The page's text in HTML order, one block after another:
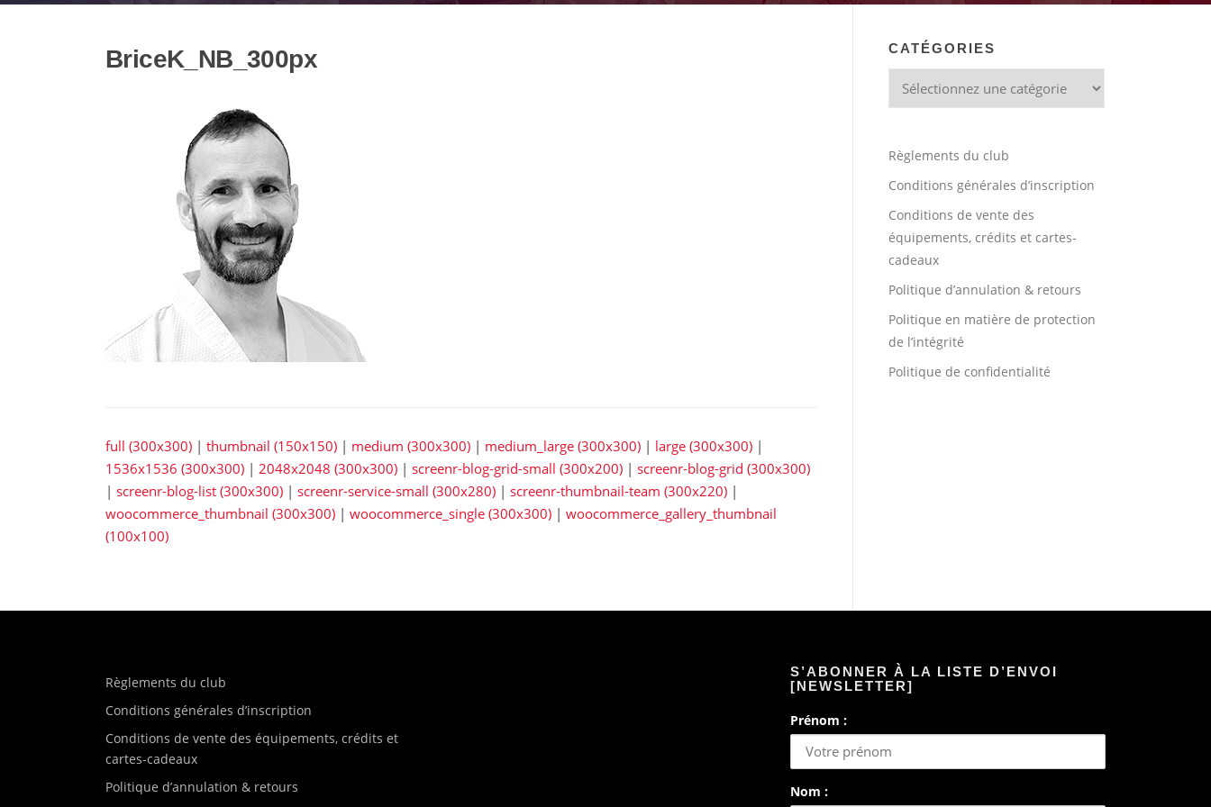
BriceK_NB_300px
full (300x300) | thumbnail (150x150) | medium (300x300) | medium_large (300x300) | large (300x300) |
1536x1536 (300x300) | 2048x2048 (300x300) | screenr-blog-grid-small (300x200) | screenr-blog-grid (300x300)
| screenr-blog-list (300x300) | screenr-service-small (300x280) | screenr-thumbnail-team (300x220) |
woocommerce_thumbnail (300x300) | woocommerce_single (300x300) | woocommerce_gallery_thumbnail
(100x100)
CATÉGORIES
Règlements du club
Conditions générales d’inscription
Conditions de vente des
équipements, crédits et cartes-
cadeaux
Politique d’annulation & retours
Politique en matière de protection
de l’intégrité
Politique de confidentialité
Règlements du club
Conditions générales d’inscription
Conditions de vente des équipements, crédits et
cartes-cadeaux
Politique d’annulation & retours
S’ABONNER À LA LISTE D’ENVOI
[NEWSLETTER]
Prénom :
Nom :